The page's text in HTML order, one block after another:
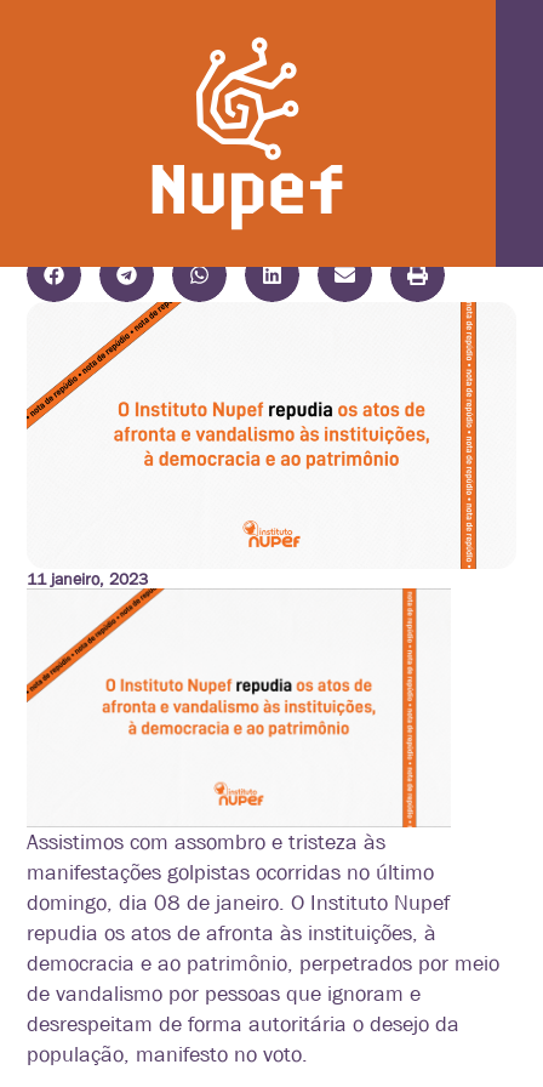
Repudiamos os atos de afronta às
instituições, à democracia e ao
patrimônio em Brasília
11 janeiro, 2023
Assistimos com assombro e tristeza às
manifestações golpistas ocorridas no último
domingo, dia 08 de janeiro. O Instituto Nupef
repudia os atos de afronta às instituições, à
democracia e ao patrimônio, perpetrados por meio
de vandalismo por pessoas que ignoram e
desrespeitam de forma autoritária o desejo da
população, manifesto no voto.